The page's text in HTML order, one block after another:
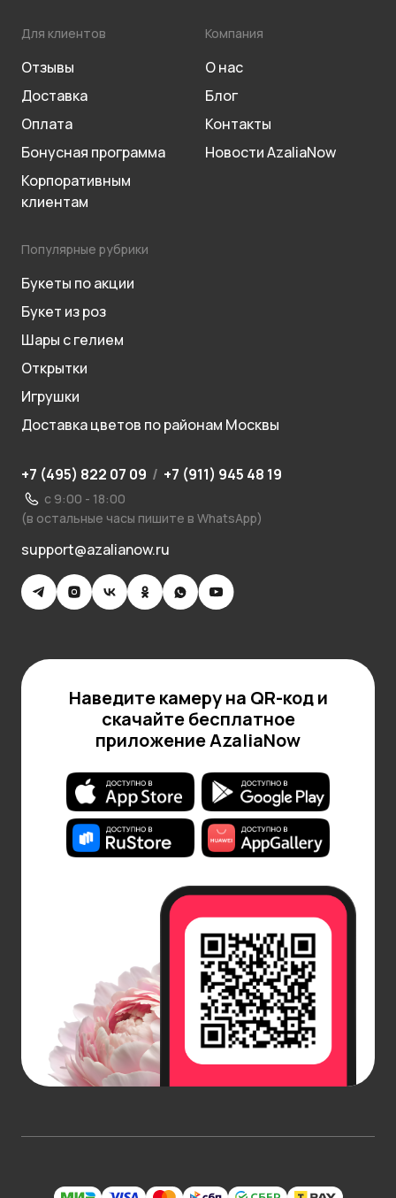
Для клиентов
Отзывы
Доставка
Оплата
Бонусная программа
Корпоративным
клиентам
Компания
О нас
Блог
Контакты
Новости AzaliaNow
Популярные рубрики
Букеты по акции
Букет из роз
Шары с гелием
Открытки
Игрушки
Доставка цветов по районам Москвы
+7 (495) 822 07 09 / +7 (911) 945 48 19
с 9:00 - 18:00
(в остальные часы пишите в WhatsApp)
support@azalianow.ru
Наведите камеру на QR-код и
скачайте бесплатное
приложение AzaliaNow